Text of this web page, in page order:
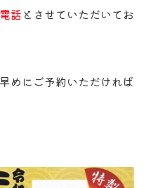
話 とさせていただいてお
めにご予約いただければ